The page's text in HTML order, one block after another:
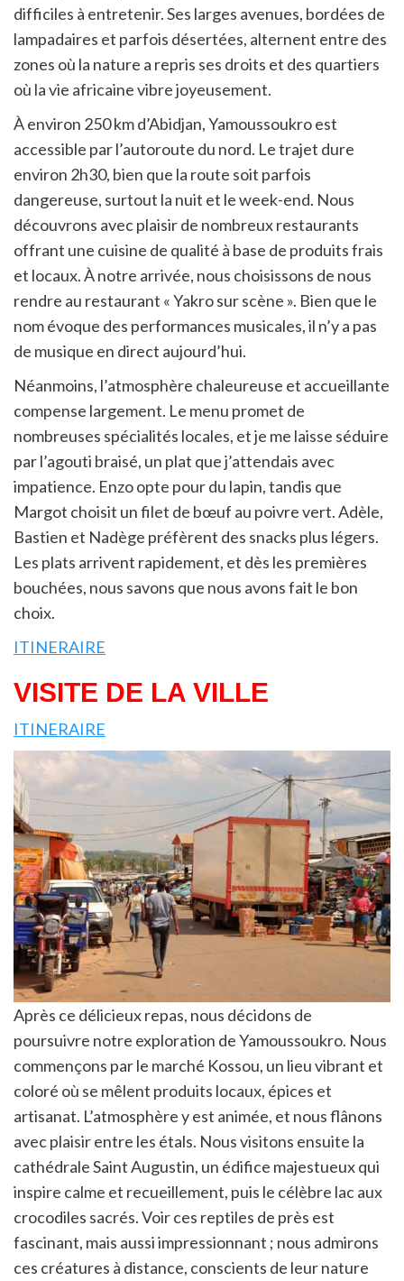
difficiles à entretenir. Ses larges avenues, bordées de
lampadaires et parfois désertées, alternent entre des
zones où la nature a repris ses droits et des quartiers
où la vie africaine vibre joyeusement.
À environ 250 km d’Abidjan, Yamoussoukro est
accessible par l’autoroute du nord. Le trajet dure
environ 2h30, bien que la route soit parfois
dangereuse, surtout la nuit et le week-end. Nous
découvrons avec plaisir de nombreux restaurants
offrant une cuisine de qualité à base de produits frais
et locaux. À notre arrivée, nous choisissons de nous
rendre au restaurant « Yakro sur scène ». Bien que le
nom évoque des performances musicales, il n’y a pas
de musique en direct aujourd’hui.
Néanmoins, l’atmosphère chaleureuse et accueillante
compense largement. Le menu promet de
nombreuses spécialités locales, et je me laisse séduire
par l’agouti braisé, un plat que j’attendais avec
impatience. Enzo opte pour du lapin, tandis que
Margot choisit un filet de bœuf au poivre vert. Adèle,
Bastien et Nadège préfèrent des snacks plus légers.
Les plats arrivent rapidement, et dès les premières
bouchées, nous savons que nous avons fait le bon
choix.
ITINERAIRE
VISITE DE LA VILLE
ITINERAIRE
Après ce délicieux repas, nous décidons de
poursuivre notre exploration de Yamoussoukro. Nous
commençons par le marché Kossou, un lieu vibrant et
coloré où se mêlent produits locaux, épices et
artisanat. L’atmosphère y est animée, et nous flânons
avec plaisir entre les étals. Nous visitons ensuite la
cathédrale Saint Augustin, un édifice majestueux qui
inspire calme et recueillement, puis le célèbre lac aux
crocodiles sacrés. Voir ces reptiles de près est
fascinant, mais aussi impressionnant ; nous admirons
ces créatures à distance, conscients de leur nature